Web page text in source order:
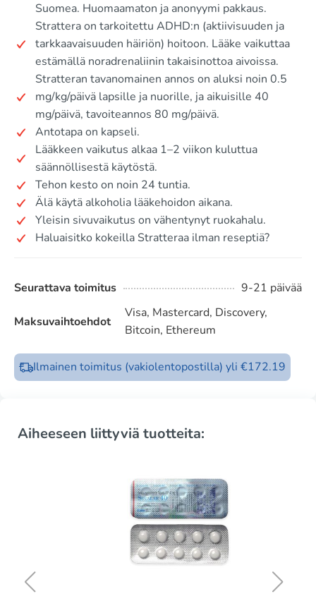
Suomea. Huomaamaton ja anonyymi pakkaus.
Strattera on tarkoitettu ADHD:n (aktiivisuuden ja
tarkkaavaisuuden häiriön) hoitoon. Lääke vaikuttaa
estämällä noradrenaliinin takaisinottoa aivoissa.
Stratteran tavanomainen annos on aluksi noin 0.5
mg/kg/päivä lapsille ja nuorille, ja aikuisille 40
mg/päivä, tavoiteannos 80 mg/päivä.
Antotapa on kapseli.
Lääkkeen vaikutus alkaa 1–2 viikon kuluttua
säännöllisestä käytöstä.
Tehon kesto on noin 24 tuntia.
Älä käytä alkoholia lääkehoidon aikana.
Yleisin sivuvaikutus on vähentynyt ruokahalu.
Haluaisitko kokeilla Stratteraa ilman reseptiä?
Seurattava toimitus 9-21 päivää
Maksuvaihtoehdot
Visa, Mastercard, Discovery,
Bitcoin, Ethereum
Ilmainen toimitus (vakiolentopostilla) yli €172.19
Aiheeseen liittyviä tuotteita: